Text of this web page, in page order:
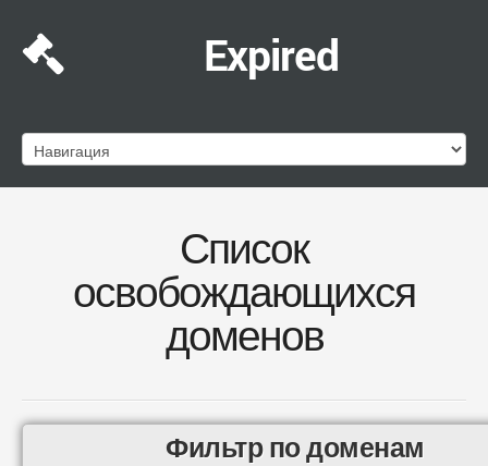
Expired
Список
освобождающихся
доменов
Фильтр по доменам